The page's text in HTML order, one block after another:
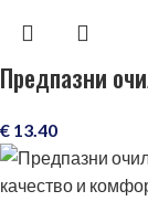
Предпазни
€ 13.40